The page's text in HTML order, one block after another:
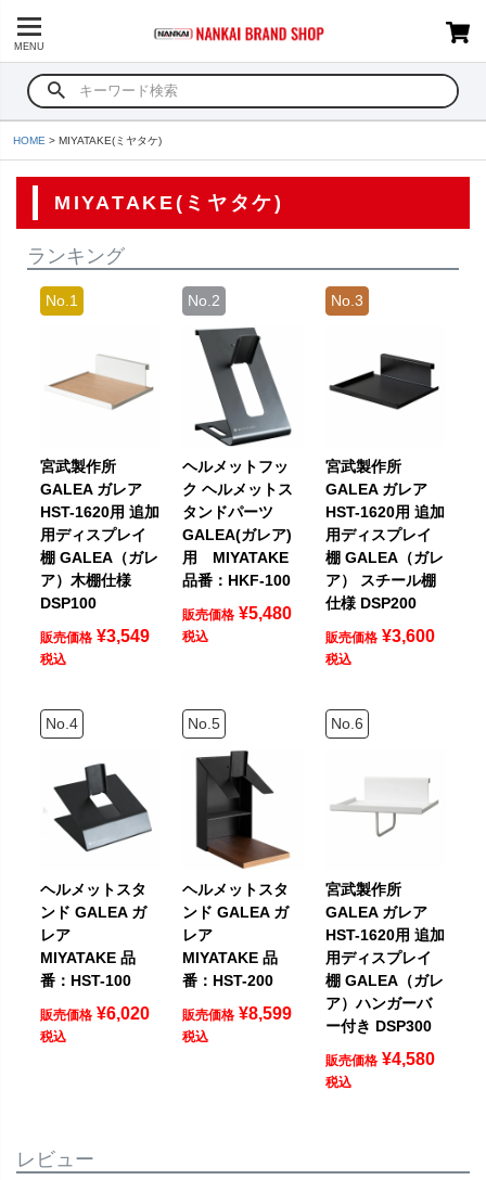
MENU
HOME MIYATAKE(ミヤタケ)
MIYATAKE(ミヤタケ)
ランキング
宮武製作所
GALEA ガレア
HST-1620用 追加
用ディスプレイ
棚 GALEA（ガレ
ア）木棚仕様
DSP100
販売価格 ¥3,549
税込
ヘルメットフッ
ク ヘルメットス
タンドパーツ
GALEA(ガレア)
用 MIYATAKE
品番：HKF-100
販売価格 ¥5,480
税込
宮武製作所
GALEA ガレア
HST-1620用 追加
用ディスプレイ
棚 GALEA（ガレ
ア） スチール棚
仕様 DSP200
販売価格 ¥3,600
税込
ヘルメットスタ
ンド GALEA ガ
レア
MIYATAKE 品
番：HST-100
販売価格 ¥6,020
税込
ヘルメットスタ
ンド GALEA ガ
レア
MIYATAKE 品
番：HST-200
販売価格 ¥8,599
税込
宮武製作所
GALEA ガレア
HST-1620用 追加
用ディスプレイ
棚 GALEA（ガレ
ア）ハンガーバ
ー付き DSP300
販売価格 ¥4,580
税込
レビュー